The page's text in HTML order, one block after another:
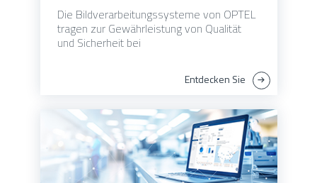
Die Bildverarbeitungssysteme von OPTEL
tragen zur Gewährleistung von Qualität
und Sicherheit bei
Entdecken Sie